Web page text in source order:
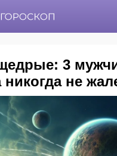
3
никогда не